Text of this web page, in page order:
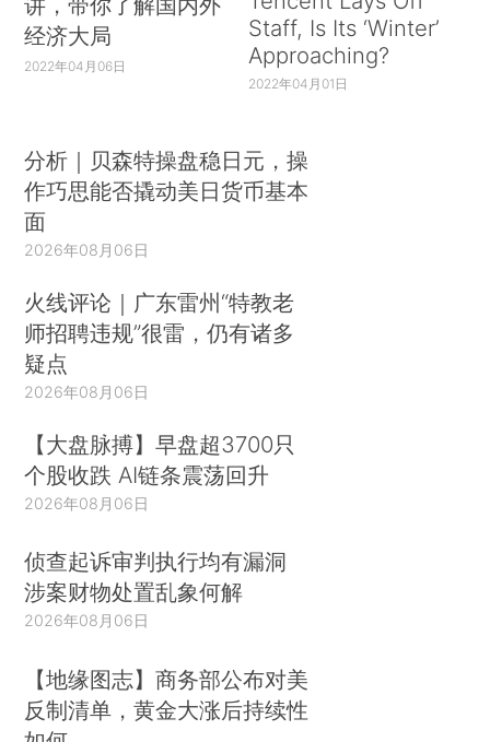
经济大局
2022年04月06日
Staff, Is Its ‘Winter’
Approaching?
2022年04月01日
分析｜贝森特操盘稳日元，操
作巧思能否撬动美日货币基本
面
2026年08月06日
火线评论｜广东雷州“特教老
师招聘违规”很雷，仍有诸多
疑点
2026年08月06日
【大盘脉搏】早盘超3700只
个股收跌 AI链条震荡回升
2026年08月06日
侦查起诉审判执行均有漏洞
涉案财物处置乱象何解
2026年08月06日
【地缘图志】商务部公布对美
反制清单，黄金大涨后持续性